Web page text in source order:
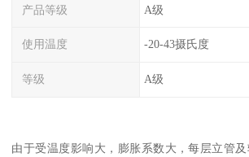
产品等级 A级
使用温度 -20-43摄氏度
等级 A级
由于受温度影响大，膨胀系数大，每层立管